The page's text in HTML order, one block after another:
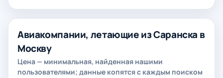
Авиакомпании, летающие из Саранска в
Москву
Цена — минимальная, найденная нашими
пользователями; данные копятся с каждым поиском